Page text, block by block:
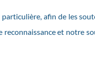
afin de les
et notre